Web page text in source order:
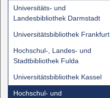
Universitäts- und
Landesbibliothek Darmstadt
Universitätsbibliothek Frankfurt
Hochschul-, Landes- und
Stadtbibliothek Fulda
Universitätsbibliothek Kassel
Hochschul- und